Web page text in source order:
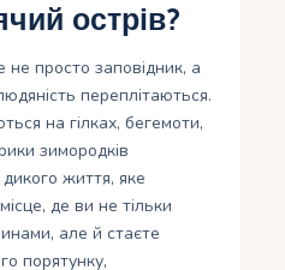
острів?
просто заповідник, а
переплітаються.
на гілках, бегемоти,
зимородків
життя, яке
де ви не тільки
але й стаєте
порятунку,